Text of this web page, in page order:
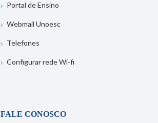
Portal de Ensino
Webmail Unoesc
Telefones
Configurar rede Wi-fi
FALE CONOSCO